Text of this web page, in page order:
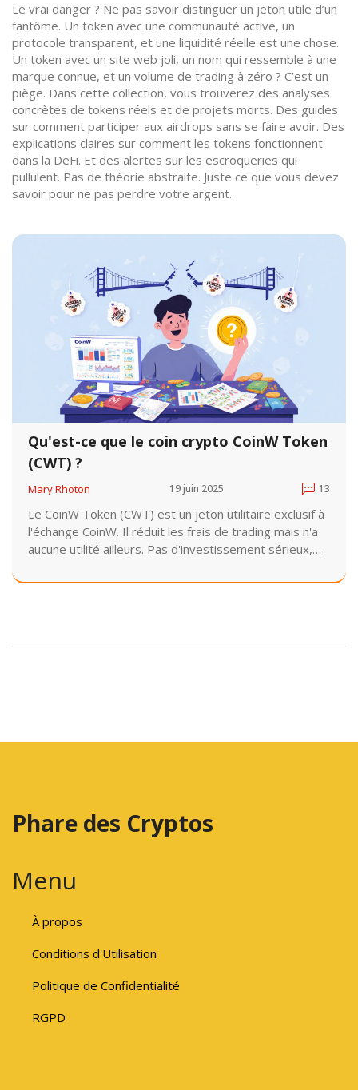
Le vrai danger ? Ne pas savoir distinguer un jeton utile d’un
fantôme. Un token avec une communauté active, un
protocole transparent, et une liquidité réelle est une chose.
Un token avec un site web joli, un nom qui ressemble à une
marque connue, et un volume de trading à zéro ? C’est un
piège. Dans cette collection, vous trouverez des analyses
concrètes de tokens réels et de projets morts. Des guides
sur comment participer aux airdrops sans se faire avoir. Des
explications claires sur comment les tokens fonctionnent
dans la DeFi. Et des alertes sur les escroqueries qui
pullulent. Pas de théorie abstraite. Juste ce que vous devez
savoir pour ne pas perdre votre argent.
Qu'est-ce que le coin crypto CoinW Token
(CWT) ?
Mary Rhoton 19 juin 2025 13
Le CoinW Token (CWT) est un jeton utilitaire exclusif à
l'échange CoinW. Il réduit les frais de trading mais n'a
aucune utilité ailleurs. Pas d'investissement sérieux,
Phare des Cryptos
Menu
À propos
Conditions d'Utilisation
Politique de Confidentialité
RGPD